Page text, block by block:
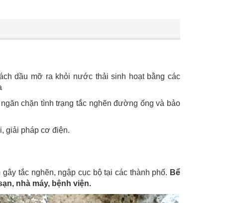
dầu mỡ ra khỏi nước thải sinh hoạt bằng các
chặn tình trạng tắc nghẽn đường ống và bảo
giải pháp cơ điện.
tắc nghẽn, ngập cục bộ tại các thành phố. Bể
nhà máy, bệnh viện.